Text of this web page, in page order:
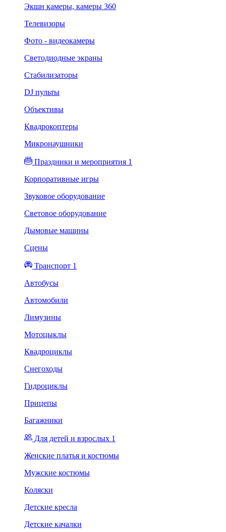
Экшн камеры, камеры 360
Телевизоры
Фото - видеокамеры
Светодиодные экраны
Стабилизаторы
DJ пульты
Объективы
Квадрокоптеры
Микронаушники
Праздники и мероприятия 1
Корпоративные игры
Звуковое оборудование
Световое оборудование
Дымовые машины
Сцены
Транспорт 1
Автобусы
Автомобили
Лимузины
Мотоцыклы
Квадроциклы
Снегоходы
Гидроциклы
Прицепы
Багажники
Для детей и взрослых 1
Женские платья и костюмы
Мужские костюмы
Коляски
Детские кресла
Детские качалки